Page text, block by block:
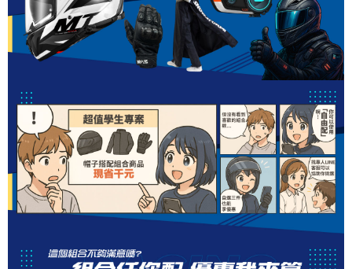
時審查核予不同之上限額度；若仍有額度不足之情形，本公司將視審查結果
請求用戶進行身份認證。
５．嚴禁一人註冊多個帳號或使用他人資訊註冊。若發現惡意使用之情形，
恩沛科技股份有限公司將有權停止該用戶之使用額度並採取法律行動。